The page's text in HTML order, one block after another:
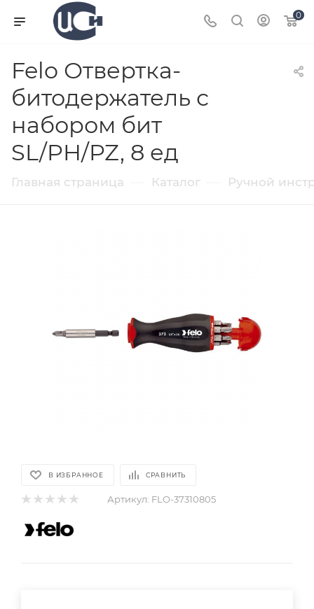
0
Felo Отвертка-
битодержатель с
набором бит
SL/PH/PZ, 8 ед
Главная страница Каталог Ручной
В ИЗБРАННОЕ СРАВНИТЬ
Артикул: FLO-37310805